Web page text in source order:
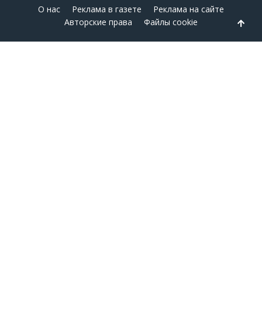
О нас
Реклама в газете
Реклама на сайте
Авторские права
Файлы cookie